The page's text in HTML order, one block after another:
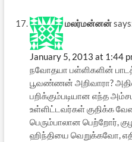
மலர்மன்னன்
January 5, 2013 at 1:44
நவோதயா பள்ளிகளின்
பூவண்ணன் அறிவாரா?
பறிக்கும்படியான எந்த
உள்ளிட்டவர்கள் குதிக்க
பெரும்பாலான பெற்றோர்,
ஹிந்தியை வெறுக்கவோ,